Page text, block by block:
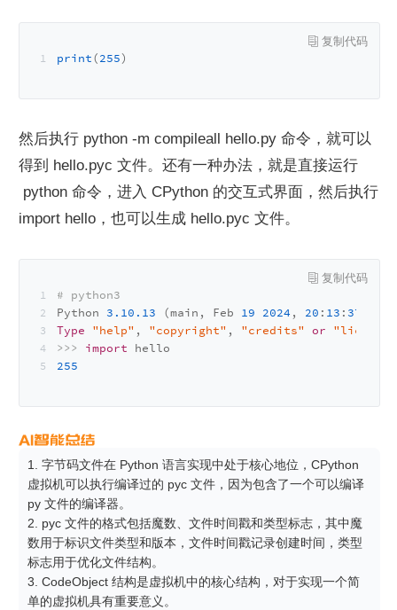
print(255)
然后执行 python -m compileall hello.py 命令，就可以
得到 hello.pyc 文件。还有一种办法，就是直接运行
python 命令，进入 CPython 的交互式界面，然后执行
import hello，也可以生成 hello.pyc 文件。
# python3
Python 3.10 .13 (main, Feb 19 2024 , 20 : 13 : 37
Type "help" , "copyright" , "credits" or "license"
>>> import hello
255
1. 字节码文件在 Python 语言实现中处于核心地位，CPython
虚拟机可以执行编译过的 pyc 文件，因为包含了一个可以编译
py 文件的编译器。
2. pyc 文件的格式包括魔数、文件时间戳和类型标志，其中魔
数用于标识文件类型和版本，文件时间戳记录创建时间，类型
标志用于优化文件结构。
3. CodeObject 结构是虚拟机中的核心结构，对于实现一个简
单的虚拟机具有重要意义。